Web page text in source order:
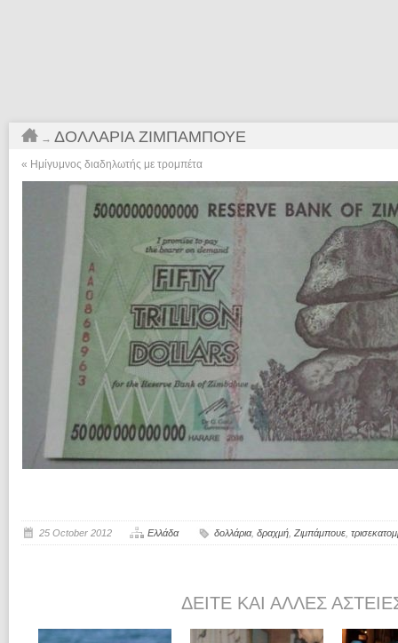
→ ΔΟΛΛΆΡΙΑ ΖΙΜΠΆΜΠΟΥΕ
« Ημίγυμνος διαδηλωτής με τρομπέτα
25 October 2012 Ελλάδα δολλάρια, δραχμή Ζιμπάμπουε
ΔΕΊΤΕ ΚΑΙ ΆΛΛΕΣ